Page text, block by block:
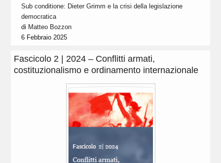
Sub conditione: Dieter Grimm e la crisi della legislazione
democratica
di Matteo Bozzon
6 Febbraio 2025
Fascicolo 2 | 2024 – Conflitti armati,
costituzionalismo e ordinamento internazionale